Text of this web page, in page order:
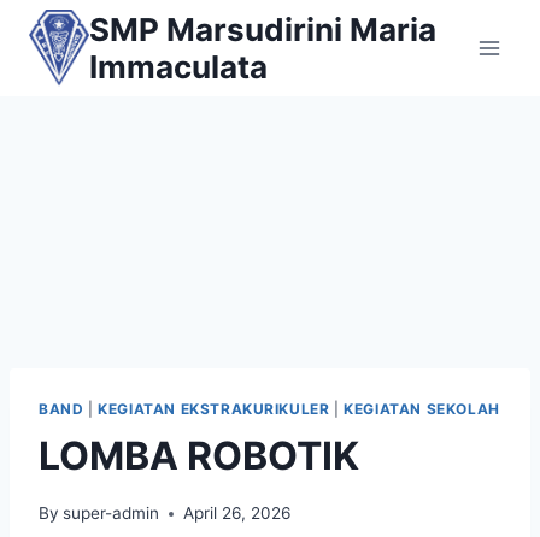
Skip
content
SMP Marsudirini Maria
Immaculata
BAND |KEGIATAN EKSTRAKURIKULER |KEGIATAN SEKOLAH
LOMBA ROBOTIK
By super-admin April 26, 2026